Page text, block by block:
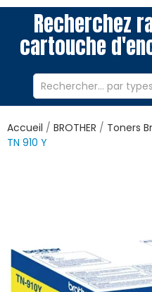
Recherchez
cartouche
Accueil BROTHER Toners
TN 910 Y